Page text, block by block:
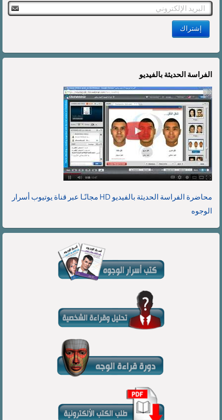
الفراسة الحديثة بالفيديو
محاضرة الفراسة الحديثة بالفيديو HD مجانًـا عبر قناة يوتيوب أسرار
الوجوه